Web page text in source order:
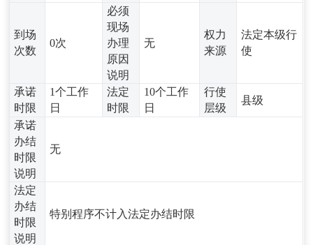
到场
次数
0次
必须
现场
办理
原因
说明
无
权力
来源
法定本级行
使
承诺
时限
1个工作
日
法定
时限
10个工作
日
行使
层级
县级
承诺
办结
时限
说明
无
法定
办结
时限
说明
特别程序不计入法定办结时限